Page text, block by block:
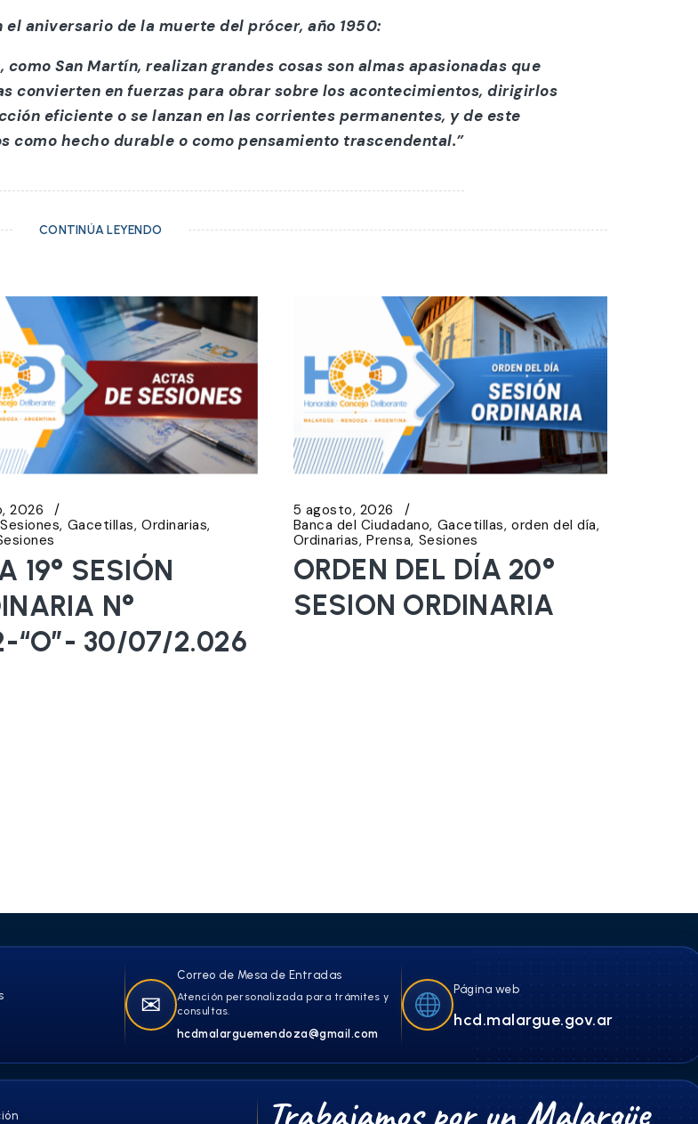
aniversario de la muerte del prócer, año 1950:
San Martín, realizan grandes cosas son almas apasionadas que
convierten en fuerzas para obrar sobre los acontecimientos, dirigirlos
eficiente o se lanzan en las corrientes permanentes, y de este
como hecho durable o como pensamiento trascendental.”
CONTINÚA LEYENDO
2026
Gacetillas Ordinarias
19° SESIÓN
N°
“O”- 30/07/2.026
5 agosto, 2026
Banca del Ciudadano Gacetillas orden del día
Ordinarias Prensa Sesiones
ORDEN DEL DÍA 20°
SESION ORDINARIA
✉
Correo de Mesa de Entradas
Atención personalizada para trámites y
consultas.
hcdmalarguemendoza@gmail.com
Página web
hcd.malargue.gov.ar